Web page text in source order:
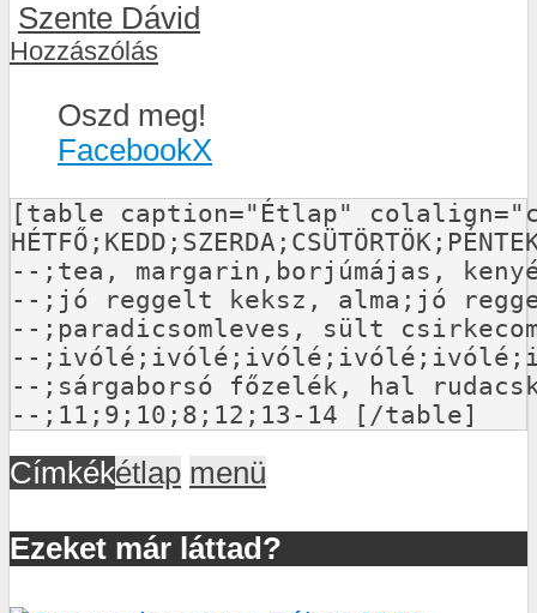
Szente Dávid
Hozzászólás
Oszd meg!
FacebookX
[table caption="Étlap"
--;tea, margarin,borjúmájas,
--;jó reggelt keksz, alma;jó
--;paradicsomleves, sült
--
--;sárgaborsó főzelék, hal
--;11;9;10;8;12;13-14 [/table]
Címkékétlap menü
Ezeket már láttad?